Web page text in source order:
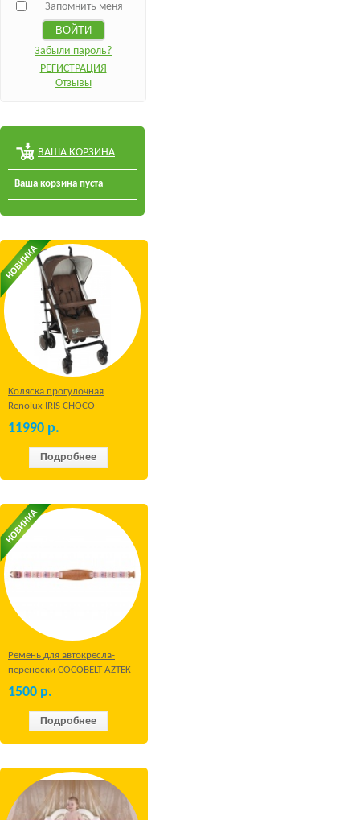
Запомнить меня
Забыли пароль?
РЕГИСТРАЦИЯ
Отзывы
ВАША КОРЗИНА
Ваша корзина пуста
Коляска прогулочная
Renolux IRIS CHOCO
11990 р.
Подробнее
Ремень для автокресла-
переноски COCOBELT AZTEK
1500 р.
Подробнее